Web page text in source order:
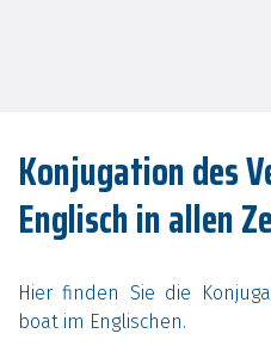
Konjugation des
Englisch in allen
Hier finden Sie die
boat im Englischen.